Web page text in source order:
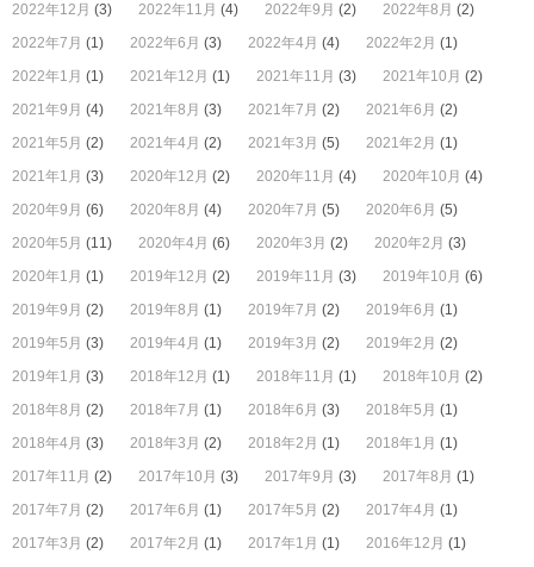
2022年12月 (3) 2022年11月 (4) 2022年9月 (2) 2022年8月 (2)
2022年7月 (1) 2022年6月 (3) 2022年4月 (4) 2022年2月 (1)
2022年1月 (1) 2021年12月 (1) 2021年11月 (3) 2021年10月 (2)
2021年9月 (4) 2021年8月 (3) 2021年7月 (2) 2021年6月 (2)
2021年5月 (2) 2021年4月 (2) 2021年3月 (5) 2021年2月 (1)
2021年1月 (3) 2020年12月 (2) 2020年11月 (4) 2020年10月 (4)
2020年9月 (6) 2020年8月 (4) 2020年7月 (5) 2020年6月 (5)
2020年5月 (11) 2020年4月 (6) 2020年3月 (2) 2020年2月 (3)
2020年1月 (1) 2019年12月 (2) 2019年11月 (3) 2019年10月 (6)
2019年9月 (2) 2019年8月 (1) 2019年7月 (2) 2019年6月 (1)
2019年5月 (3) 2019年4月 (1) 2019年3月 (2) 2019年2月 (2)
2019年1月 (3) 2018年12月 (1) 2018年11月 (1) 2018年10月 (2)
2018年8月 (2) 2018年7月 (1) 2018年6月 (3) 2018年5月 (1)
2018年4月 (3) 2018年3月 (2) 2018年2月 (1) 2018年1月 (1)
2017年11月 (2) 2017年10月 (3) 2017年9月 (3) 2017年8月 (1)
2017年7月 (2) 2017年6月 (1) 2017年5月 (2) 2017年4月 (1)
2017年3月 (2) 2017年2月 (1) 2017年1月 (1) 2016年12月 (1)